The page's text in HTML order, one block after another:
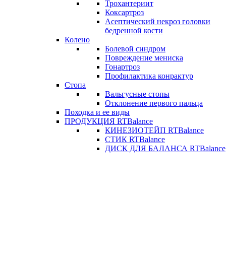
Трохантериит
Коксартроз
Асептический некроз головки
бедренной кости
Колено
Болевой синдром
Повреждение мениска
Гонартроз
Профилактика конрактур
Стопа
Вальгусные стопы
Отклонение первого пальца
Походка и ее виды
ПРОДУКЦИЯ RTBalance
КИНЕЗИОТЕЙП RTBalance
СТИК RTBalance
ДИСК ДЛЯ БАЛАНСА RTBalance